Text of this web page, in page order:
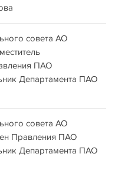
совета АО
ПАО
Департамента ПАО
совета АО
Правления ПАО
Департамента ПАО